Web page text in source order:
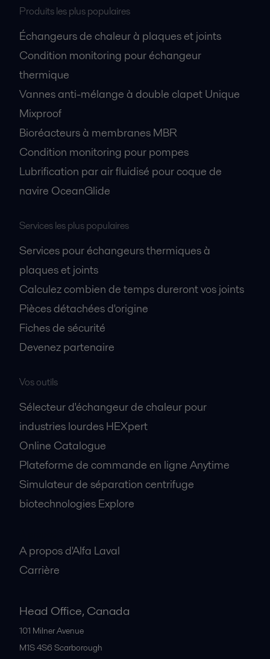
Produits les plus populaires
Échangeurs de chaleur à plaques et joints
Condition monitoring pour échangeur
thermique
Vannes anti-mélange à double clapet Unique
Mixproof
Bioréacteurs à membranes MBR
Condition monitoring pour pompes
Lubrification par air fluidisé pour coque de
navire OceanGlide
Services les plus populaires
Services pour échangeurs thermiques à
plaques et joints
Calculez combien de temps dureront vos joints
Pièces détachées d'origine
Fiches de sécurité
Devenez partenaire
Vos outils
Sélecteur d'échangeur de chaleur pour
industries lourdes HEXpert
Online Catalogue
Plateforme de commande en ligne Anytime
Simulateur de séparation centrifuge
biotechnologies Explore
A propos d'Alfa Laval
Carrière
Head Office, Canada
101 Milner Avenue
M1S 4S6 Scarborough